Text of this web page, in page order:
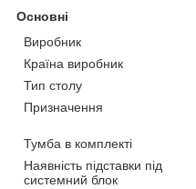
Основні
Виробник
Країна виробник
Тип столу
Призначення
Тумба в комплекті
Наявність підставки під
системний блок